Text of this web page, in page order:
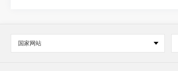
国家网站